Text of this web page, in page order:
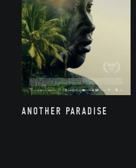
ANOTHER PARADISE